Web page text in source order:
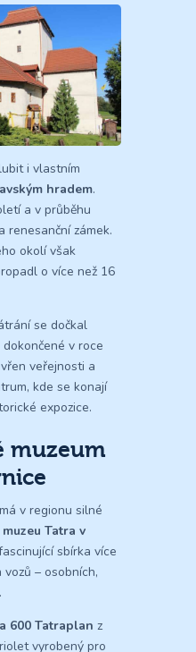
i vlastním
hradem.
a v průběhu
zámek.
okolí však
o více než 16
se dočkal
v roce
veřejnosti a
kde se konají
expozice.
muzeum
v regionu silné
Tatra v
sbírka více
– osobních,
600 Tatraplan z
vyrobený pro